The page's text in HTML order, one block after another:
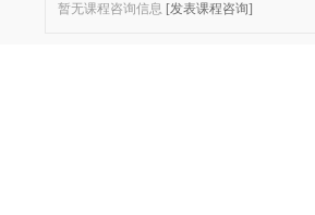
暂无课程咨询信息 [发表课程咨询]